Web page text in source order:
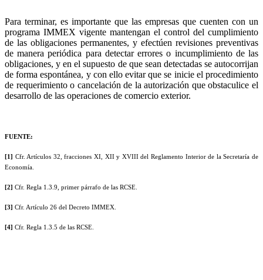
Para terminar, es importante que las empresas que cuenten con un
programa IMMEX vigente mantengan el control del cumplimiento
de las obligaciones permanentes, y efectúen revisiones preventivas
de manera periódica para detectar errores o incumplimiento de las
obligaciones, y en el supuesto de que sean detectadas se autocorrijan
de forma espontánea, y con ello evitar que se inicie el procedimiento
de requerimiento o cancelación de la autorización que obstaculice el
desarrollo de las operaciones de comercio exterior.
FUENTE:
[1] Cfr. Artículos 32, fracciones XI, XII y XVIII del Reglamento Interior de la Secretaría de
Economía.
[2] Cfr. Regla 1.3.9, primer párrafo de las RCSE.
[3] Cfr. Artículo 26 del Decreto IMMEX.
[4] Cfr. Regla 1.3.5 de las RCSE.